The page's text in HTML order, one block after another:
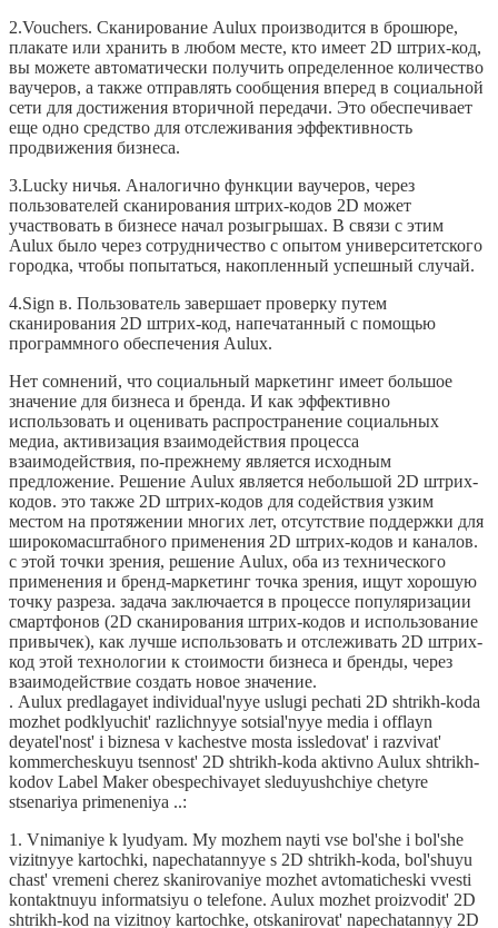
2.Vouchers. Сканирование Aulux производится в брошюре,
плакате или хранить в любом месте, кто имеет 2D штрих-код,
вы можете автоматически получить определенное количество
ваучеров, а также отправлять сообщения вперед в социальной
сети для достижения вторичной передачи. Это обеспечивает
еще одно средство для отслеживания эффективность
продвижения бизнеса.
3.Lucky ничья. Аналогично функции ваучеров, через
пользователей сканирования штрих-кодов 2D может
участвовать в бизнесе начал розыгрышах. В связи с этим
Aulux было через сотрудничество с опытом университетского
городка, чтобы попытаться, накопленный успешный случай.
4.Sign в. Пользователь завершает проверку путем
сканирования 2D штрих-код, напечатанный с помощью
программного обеспечения Aulux.
Нет сомнений, что социальный маркетинг имеет большое
значение для бизнеса и бренда. И как эффективно
использовать и оценивать распространение социальных
медиа, активизация взаимодействия процесса
взаимодействия, по-прежнему является исходным
предложение. Решение Aulux является небольшой 2D штрих-
кодов. это также 2D штрих-кодов для содействия узким
местом на протяжении многих лет, отсутствие поддержки для
широкомасштабного применения 2D штрих-кодов и каналов.
с этой точки зрения, решение Aulux, оба из технического
применения и бренд-маркетинг точка зрения, ищут хорошую
точку разреза. задача заключается в процессе популяризации
смартфонов (2D сканирования штрих-кодов и использование
привычек), как лучше использовать и отслеживать 2D штрих-
код этой технологии к стоимости бизнеса и бренды, через
взаимодействие создать новое значение.
. Aulux predlagayet individual'nyye uslugi pechati 2D shtrikh-koda
mozhet podklyuchit' razlichnyye sotsial'nyye media i offlayn
deyatel'nost' i biznesa v kachestve mosta issledovat' i razvivat'
kommercheskuyu tsennost' 2D shtrikh-koda aktivno Aulux shtrikh-
kodov Label Maker obespechivayet sleduyushchiye chetyre
stsenariya primeneniya ..:
1. Vnimaniye k lyudyam. My mozhem nayti vse bol'she i bol'she
vizitnyye kartochki, napechatannyye s 2D shtrikh-koda, bol'shuyu
chast' vremeni cherez skanirovaniye mozhet avtomaticheski vvesti
kontaktnuyu informatsiyu o telefone. Aulux mozhet proizvodit' 2D
shtrikh-kod na vizitnoy kartochke, otskanirovat' napechatannyy 2D